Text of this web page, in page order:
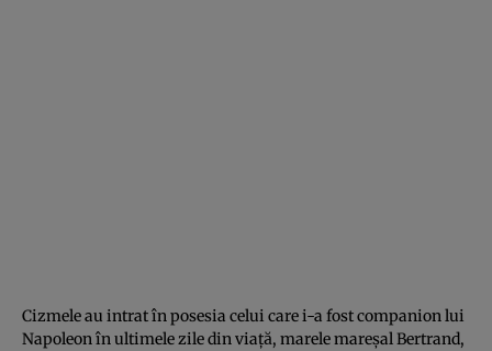
Cizmele au intrat în posesia celui care i-a fost companion lui
Napoleon în ultimele zile din viaţă, marele mareşal Bertrand,